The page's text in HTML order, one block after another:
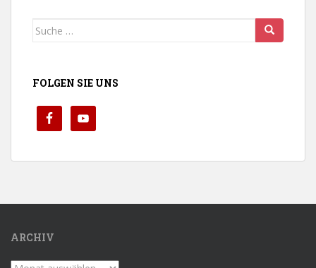
Suche
FOLGEN SIE UNS
ARCHIV